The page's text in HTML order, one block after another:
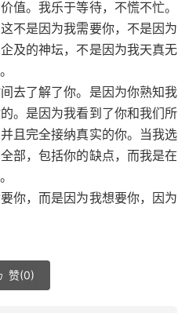
值。我乐于等待，不慌不忙。
不是因为我需要你，不是因为
及的神坛，不是因为我天真无
去了解了你。是因为你熟知我
。是因为我看到了你和我们所
且完全接纳真实的你。当我选
部，包括你的缺点，而我是在
你，而是因为我想要你，因为
赞(0)